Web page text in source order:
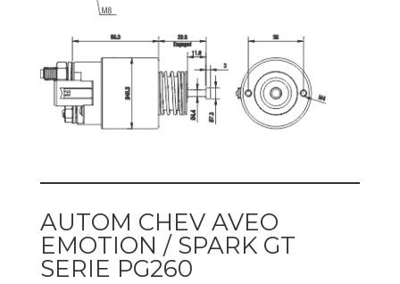
AUTOM CHEV AVEO
EMOTION / SPARK GT
SERIE PG260